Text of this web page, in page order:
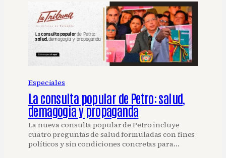
Especiales
La consulta popular de Petro: salud,
demagogia y propaganda
La nueva consulta popular de Petro incluye
cuatro preguntas de salud formuladas con fines
políticos y sin condiciones concretas para…